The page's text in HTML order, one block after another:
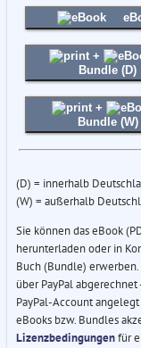
+
Bundle (D)
+
Bundle (W)
(D) = innerhalb
(W) = außerhalb
Sie können das eBook
herunterladen oder in
Buch (Bundle)
über PayPal
PayPal-Account
eBooks bzw. Bundles
Lizenzbedingungenfür